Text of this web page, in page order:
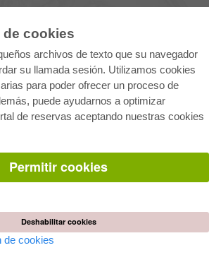
cookies
archivos de texto que su navegador
su llamada sesión. Utilizamos cookies
para poder ofrecer un proceso de
puede ayudarnos a optimizar
de reservas aceptando nuestras cookies
Permitir cookies
Deshabilitar cookies
de cookies